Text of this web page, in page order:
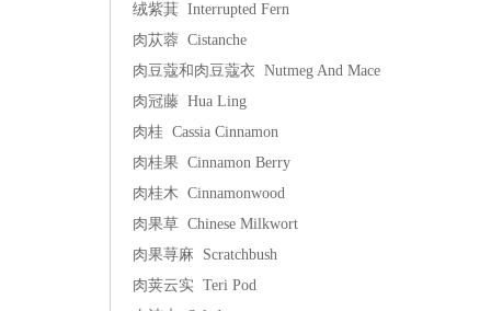
绒紫萁 Interrupted Fern
肉苁蓉 Cistanche
肉豆蔻和肉豆蔻衣 Nutmeg And Mace
肉冠藤 Hua Ling
肉桂 Cassia Cinnamon
肉桂果 Cinnamon Berry
肉桂木 Cinnamonwood
肉果草 Chinese Milkwort
肉果荨麻 Scratchbush
肉荚云实 Teri Pod